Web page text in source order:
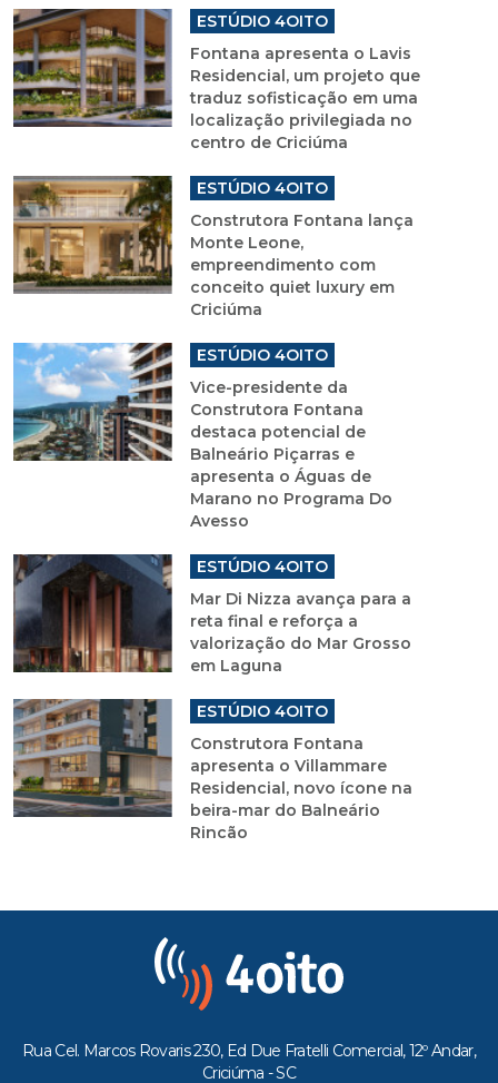
ESTÚDIO 4OITO
Fontana apresenta o Lavis
Residencial, um projeto que
traduz sofisticação em uma
localização privilegiada no
centro de Criciúma
ESTÚDIO 4OITO
Construtora Fontana lança
Monte Leone,
empreendimento com
conceito quiet luxury em
Criciúma
ESTÚDIO 4OITO
Vice-presidente da
Construtora Fontana
destaca potencial de
Balneário Piçarras e
apresenta o Águas de
Marano no Programa Do
Avesso
ESTÚDIO 4OITO
Mar Di Nizza avança para a
reta final e reforça a
valorização do Mar Grosso
em Laguna
ESTÚDIO 4OITO
Construtora Fontana
apresenta o Villammare
Residencial, novo ícone na
beira-mar do Balneário
Rincão
Rua Cel. Marcos Rovaris 230, Ed Due Fratelli Comercial, 12º Andar,
Criciúma - SC